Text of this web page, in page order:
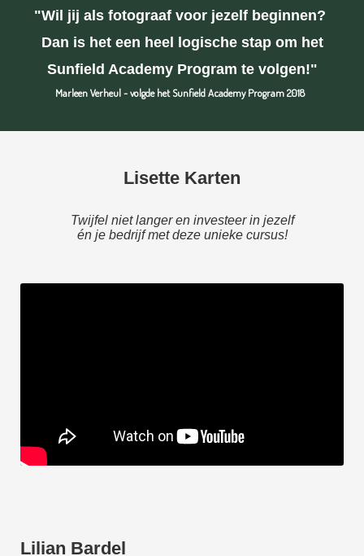
"Wil jij als fotograaf voor jezelf beginnen?
Dan is het een heel logische stap om het
Sunfield Academy Program te volgen!"
Marleen Verheul - volgde het Sunfield Academy Program 2018
Lisette Karten
Twijfel niet langer en investeer in jezelf
én je bedrijf met deze unieke cursus!
Lilian Bardel